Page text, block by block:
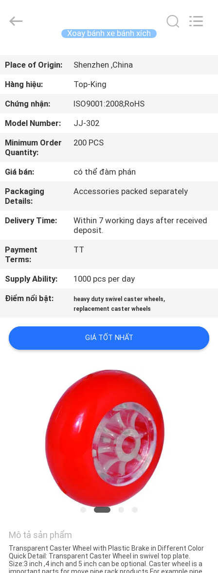
SẢN
PHẨM
VỀ
CHÚNG
CHUYẾN
QUAN
NHÀ
MÁY
KIỂM
CHẤT
LƯỢNG
SƠ
ĐỒ
Shenzhen
Jingji
Reserved.
Xoay bánh xe bánh xích
Place of Origin:
Shenzhen ,China
Hàng hiệu:
Top-King
Chứng nhận:
ISO9001:2008;RoHS
Model Number:
JJ-302
Minimum Order
Quantity:
200 PCS
Giá bán:
có thể đàm phán
Packaging
Details:
Accessories packed separately
Delivery Time:
Within 7 working days after received
deposit.
Payment
Terms:
TT
Supply Ability:
1000 pcs per day
Điểm nổi bật:
heavy duty swivel caster wheels,
replacement caster wheels
GIÁ TỐT NHẤT
Mô tả sản phẩm
Transparent Caster Wheel with Plastic Brake in Different Color
Quick Detail: Transparent Caster Wheel in swivel top plate.
Size:3 inch ,4 inch and 5 inch can be optional. Caster wheel is a